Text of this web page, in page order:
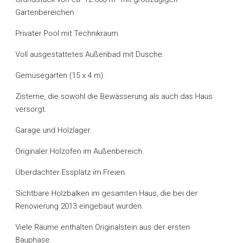
Gartenbereichen.
Privater Pool mit Technikraum.
Voll ausgestattetes Außenbad mit Dusche.
Gemüsegarten (15 x 4 m).
Zisterne, die sowohl die Bewässerung als auch das Haus
versorgt.
Garage und Holzlager.
Originaler Holzofen im Außenbereich.
Überdachter Essplatz im Freien.
Sichtbare Holzbalken im gesamten Haus, die bei der
Renovierung 2013 eingebaut wurden.
Viele Räume enthalten Originalstein aus der ersten
Bauphase.